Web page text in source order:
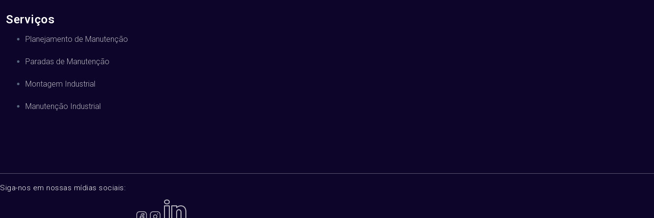
Serviços
Planejamento de Manutenção
Paradas de Manutenção
Montagem Industrial
Manutenção Industrial
Siga-nos em nossas mídias sociais: